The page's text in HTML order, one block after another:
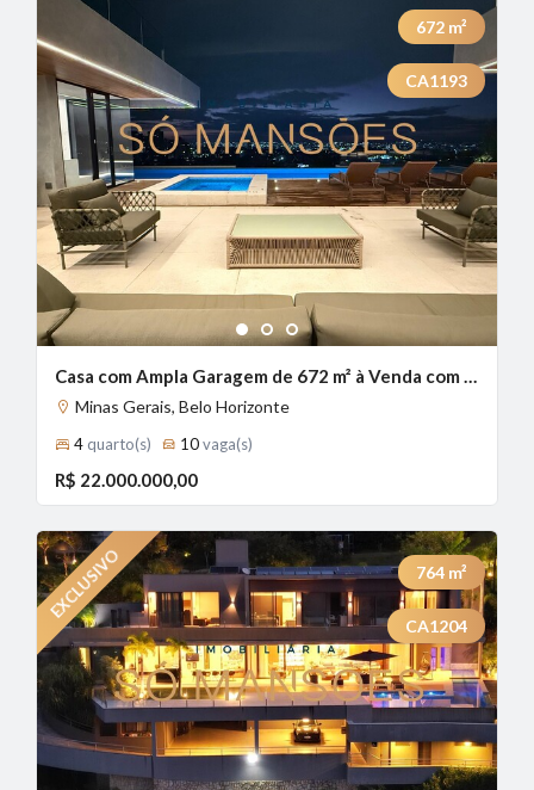
1 2 3
672 m²
CA1193
Minas Gerais, Belo Horizonte
4 quarto(s) 10vaga(s)
R$ 22.000.000,00
764 m²
CA1204